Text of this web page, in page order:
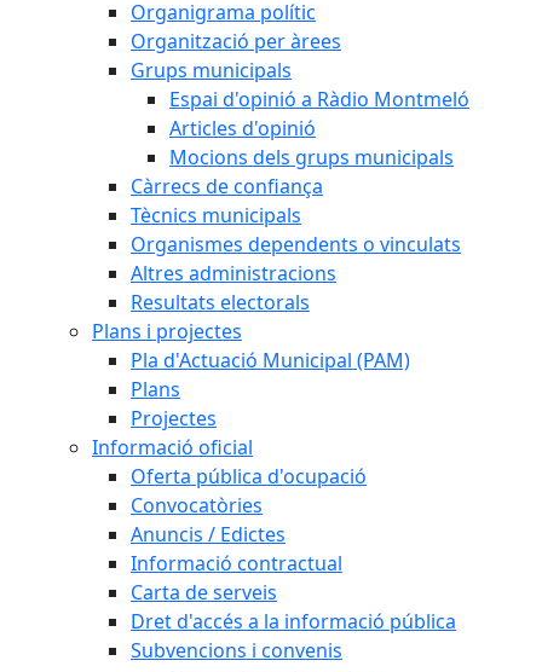
Organigrama polític
Organització per àrees
Grups municipals
Espai d'opinió a Ràdio Montmeló
Articles d'opinió
Mocions dels grups municipals
Càrrecs de confiança
Tècnics municipals
Organismes dependents o vinculats
Altres administracions
Resultats electorals
Plans i projectes
Pla d'Actuació Municipal (PAM)
Plans
Projectes
Informació oficial
Oferta pública d'ocupació
Convocatòries
Anuncis / Edictes
Informació contractual
Carta de serveis
Dret d'accés a la informació pública
Subvencions i convenis